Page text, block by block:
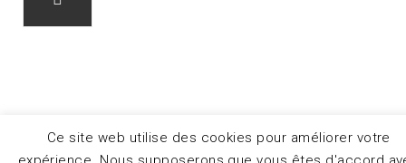
Ce site web utilise des cookies pour améliorer votre